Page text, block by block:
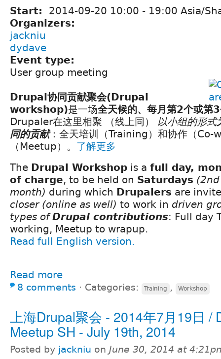
Start: 2014-09-20 10:00 - 19:00 Asia/
Organizers:
jackniu
dydave
Event type:
User group meeting
Drupal协同贡献聚会(Drupal
workshop)是一场全天候的、每月第2个或第
Drupaler在这里相聚 （线上同） 以小组的形式
同的贡献：全天培训（Training）和协作（Co-
（Meetup）。 了解更多
The Drupal Workshop is a full day,
of charge, to be held on Saturdays
month) during which Drupalers are
closer (online as well) to work in driven
types ofDrupal contributions: Full day
working, Meetup to wrapup.
Read full English version.
Read more
8 comments ⋅ Categories: Training , Workshop
上海Drupal聚会 - 2014年7月19日 /
Meetup SH - July 19th, 2014
Posted by jackniu on June 30, 2014 at